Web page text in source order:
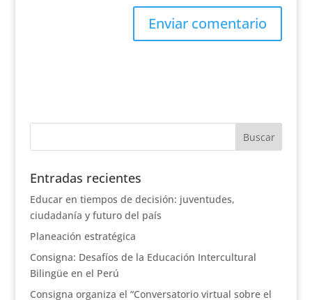
Entradas recientes
Educar en tiempos de decisión: juventudes,
ciudadanía y futuro del país
Planeación estratégica
Consigna: Desafíos de la Educación Intercultural
Bilingüe en el Perú
Consigna organiza el “Conversatorio virtual sobre el